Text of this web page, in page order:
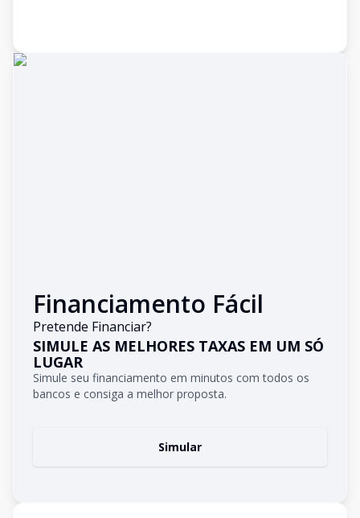
Financiamento Fácil
Pretende Financiar?
SIMULE AS MELHORES TAXAS EM UM SÓ
LUGAR
Simule seu financiamento em minutos com todos os
bancos e consiga a melhor proposta.
Simular